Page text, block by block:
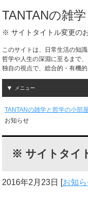
TANTANの雑
※ サイトタイトル変更の
このサイトは、日常生活の知
哲学や人生の深淵に至るまで
独自の視点で、総合的・有機
メニュー
TANTANの雑学と哲学の小部
お知らせ
※ サイトタイ
2016年2月23日 [お知